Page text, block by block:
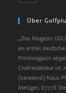
Über
„Das Magazin
als erstes
Printmagazin
Chefredakteur ist
(beratend) Klaus
Metzger, 87778